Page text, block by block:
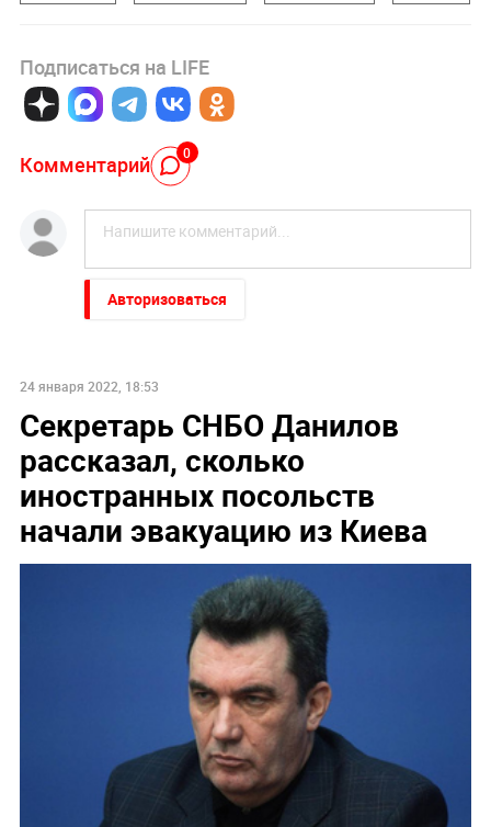
Подписаться на LIFE
Комментарий 0
Авторизоваться
24 января 2022, 18:53
Секретарь СНБО Данилов
рассказал, сколько
иностранных посольств
начали эвакуацию из Киева